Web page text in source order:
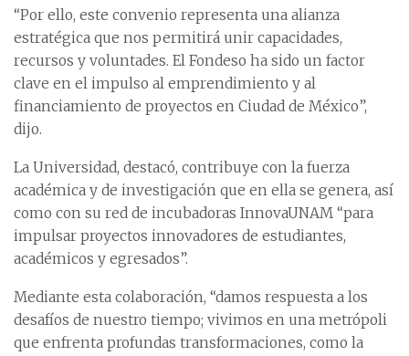
“Por ello, este convenio representa una alianza
estratégica que nos permitirá unir capacidades,
recursos y voluntades. El Fondeso ha sido un factor
clave en el impulso al emprendimiento y al
financiamiento de proyectos en Ciudad de México”,
dijo.
La Universidad, destacó, contribuye con la fuerza
académica y de investigación que en ella se genera, así
como con su red de incubadoras InnovaUNAM “para
impulsar proyectos innovadores de estudiantes,
académicos y egresados”.
Mediante esta colaboración, “damos respuesta a los
desafíos de nuestro tiempo; vivimos en una metrópoli
que enfrenta profundas transformaciones, como la